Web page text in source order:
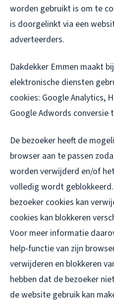
worden gebruikt is om te
is doorgelinkt via een
adverteerders.
Dakdekker Emmen maakt
elektronische diensten
cookies: Google Analytics,
Google Adwords conversie
De bezoeker heeft de
browser aan te passen
worden verwijderd en/of
volledig wordt
bezoeker cookies kan
cookies kan blokkeren
Voor meer informatie
help-functie van zijn
verwijderen en blokkeren
hebben dat de bezoeker
de website gebruik kan